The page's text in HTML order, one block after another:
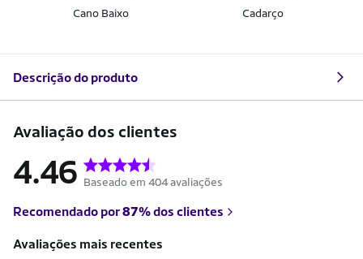
Cano Baixo Cadarço
Descrição do produto
Avaliação dos clientes
4.46 Baseado em 404 avaliações
Recomendado por87%dos clientes
Avaliações mais recentes